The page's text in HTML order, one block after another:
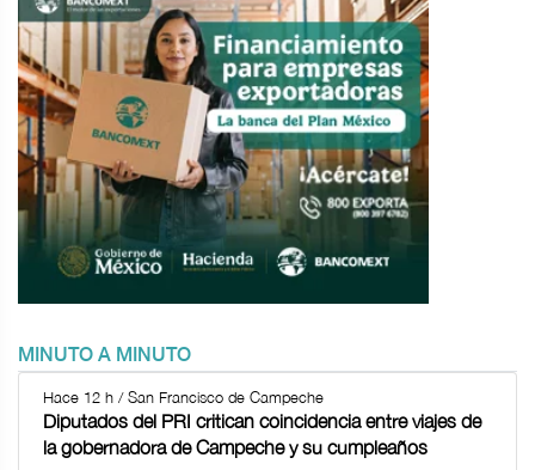
MINUTO A MINUTO
Hace 12 h / San Francisco de Campeche
Diputados del PRI critican coincidencia entre viajes de
la gobernadora de Campeche y su cumpleaños